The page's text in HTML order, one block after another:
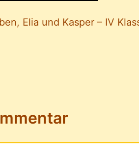
Elia und Kasper – IV